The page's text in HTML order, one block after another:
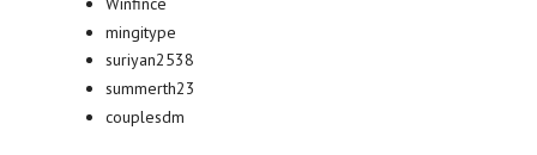
mingitype
suriyan2538
summerth23
couplesdm